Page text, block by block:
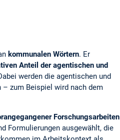
kommunalen Wörtern. Er
Anteil der agentischen und
werden die agentischen und
zum Beispiel wird nach dem
Forschungsarbeiten
Formulierungen ausgewählt, die